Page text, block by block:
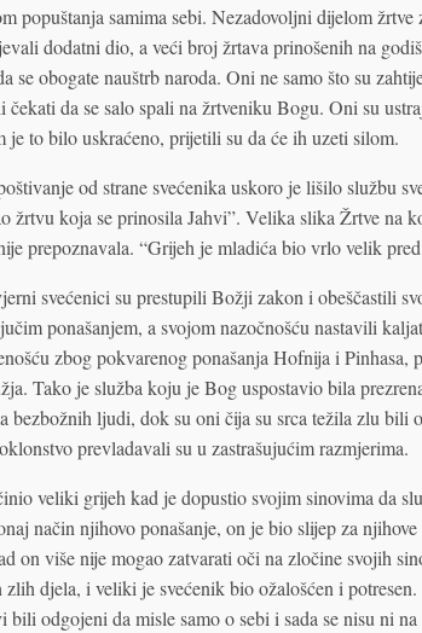
popuštanja samima sebi. Nezadovoljni dijelom
dodatni dio, a veći broj žrtava prinošenih na
se obogate nauštrb naroda. Oni ne samo što su
čekati da se salo spali na žrtveniku Bogu. Oni su
je to bilo uskraćeno, prijetili su da će ih uzeti silom.
od strane svećenika uskoro je lišilo službu
žrtvu koja se prinosila Jahvi”. Velika slika Žrtve na
prepoznavala. “Grijeh je mladića bio vrlo velik
svećenici su prestupili Božji zakon i obeščastili
ponašanjem, a svojom nazočnošću nastavili
zbog pokvarenog ponašanja Hofnija i Pinhasa,
Tako je služba koju je Bog uspostavio bila
bezbožnih ljudi, dok su oni čija su srca težila zlu bili
prevladavali su u zastrašujućim razmjerima.
veliki grijeh kad je dopustio svojim sinovima da
način njihovo ponašanje, on je bio slijep za
on više nije mogao zatvarati oči na zločine svojih
djela, i veliki je svećenik bio ožalošćen i
bili odgojeni da misle samo o sebi i sada se nisu ni